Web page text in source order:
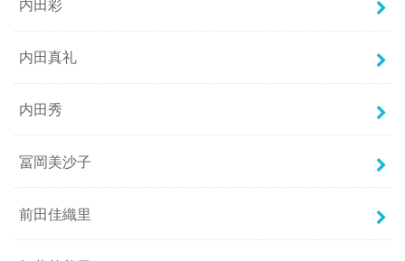
内田彩
内田真礼
内田秀
冨岡美沙子
前田佳織里